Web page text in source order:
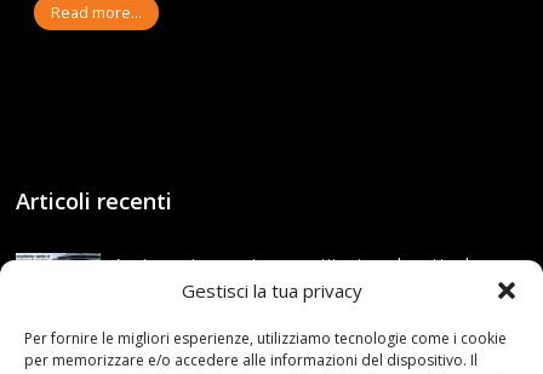
Gestisci la tua privacy
Per fornire le migliori esperienze, utilizziamo tecnologie come i cookie
per memorizzare e/o accedere alle informazioni del dispositivo. Il
Read more...
Articoli recenti
Assicurazione auto e sostituzione lunotto: le cose
da sapere
Range Rover: un’icona tra i luxury SUV